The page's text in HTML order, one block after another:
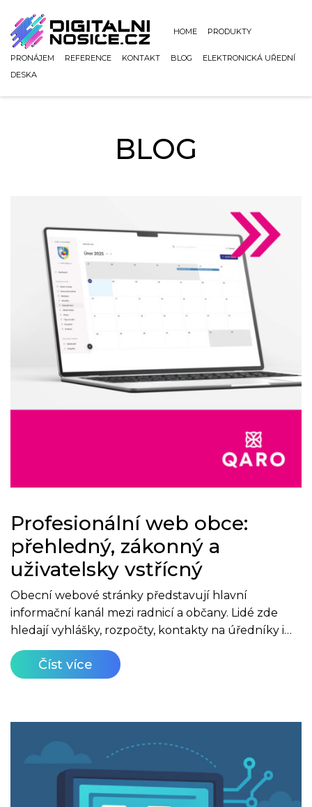
HOME PRODUKTY
PRONÁJEM REFERENCE KONTAKT BLOG
ELEKTRONICKÁ UŘEDNÍ
DESKA
BLOG
Profesionální web obce:
přehledný, zákonný a
uživatelsky vstřícný
Obecní webové stránky představují hlavní
informační kanál mezi radnicí a občany. Lidé zde
hledají vyhlášky, rozpočty, kontakty na úředníky i…
Číst více